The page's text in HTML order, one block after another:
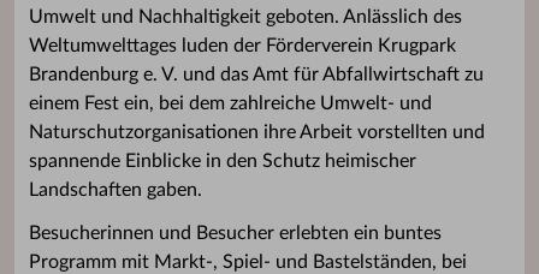
Umwelt und Nachhaltigkeit geboten. Anlässlich des
Weltumwelttages luden der Förderverein Krugpark
Brandenburg e. V. und das Amt für Abfallwirtschaft zu
einem Fest ein, bei dem zahlreiche Umwelt- und
Naturschutzorganisationen ihre Arbeit vorstellten und
spannende Einblicke in den Schutz heimischer
Landschaften gaben.
Besucherinnen und Besucher erlebten ein buntes
Programm mit Markt-, Spiel- und Bastelständen, bei